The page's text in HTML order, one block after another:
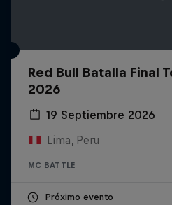
Red Bull Batalla Final
2026
19 Septiembre 2026
Lima, Peru
MC BATTLE
Próximo evento